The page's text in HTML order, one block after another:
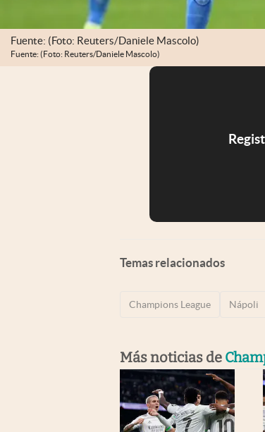
Fuente: (Foto: Reuters/Daniele Mascolo)
Fuente: (Foto: Reuters/Daniele Mascolo)
Temas relacionados
Champions League Nápoli
Más noticias de